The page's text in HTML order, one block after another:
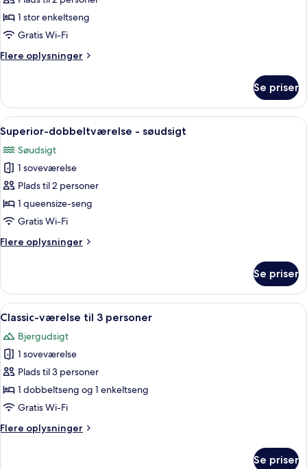
dobbeltværelse
1 stor enkeltseng
Gratis Wi-Fi
Flere oplysninger
Flere
dobbeltværelse
Se priser
Indlæs
alle
billeder
af
Superior-
dobbeltværelse
-
Et værelse med stort vindue og
14
Superior-dobbeltværelse - søudsigt
Søudsigt
1 soveværelse
Plads til 2 personer
1 queensize-seng
Gratis Wi-Fi
Flere oplysninger
Flere
dobbeltværelse
søudsigt
Se priser
Indlæs
alle
billeder
af
Classic-
værelse
til
personer
Et hotelværelse med en seng, et
13
Classic-værelse til 3 personer
Bjergudsigt
1 soveværelse
Plads til 3 personer
1 dobbeltseng og 1 enkeltseng
Gratis Wi-Fi
Flere oplysninger
Flere
Se priser